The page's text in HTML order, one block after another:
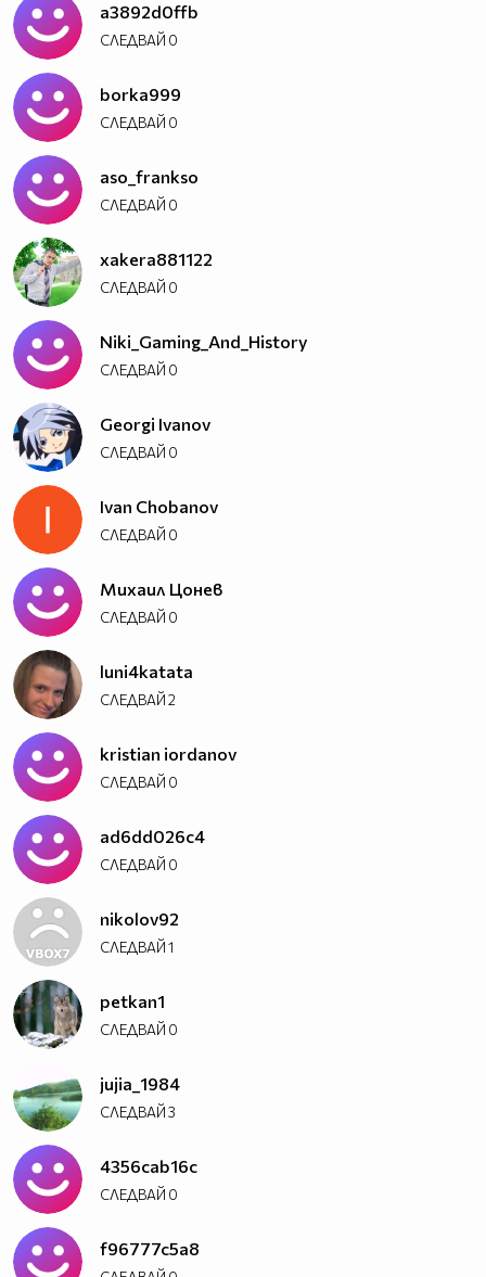
a3892d0ffb
СЛЕДВАЙ 0
borka999
СЛЕДВАЙ 0
aso_frankso
СЛЕДВАЙ 0
xakera881122
СЛЕДВАЙ 0
Niki_Gaming_And_History
СЛЕДВАЙ 0
Georgi Ivanov
СЛЕДВАЙ 0
Ivan Chobanov
СЛЕДВАЙ 0
Михаил Цонев
СЛЕДВАЙ 0
luni4katata
СЛЕДВАЙ2
kristian iordanov
СЛЕДВАЙ 0
ad6dd026c4
СЛЕДВАЙ 0
nikolov92
СЛЕДВАЙ1
petkan1
СЛЕДВАЙ 0
jujia_1984
СЛЕДВАЙ3
4356cab16c
СЛЕДВАЙ 0
f96777c5a8